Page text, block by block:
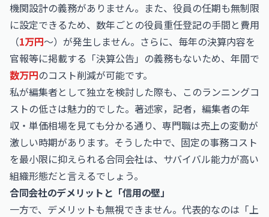
機関設計の義務がありません。また、役員の任期も無制限
に設定できるため、数年ごとの役員重任登記の手間と費用
（1万円〜）が発生しません。さらに、毎年の決算内容を
官報等に掲載する「決算公告」の義務もないため、年間で
数万円のコスト削減が可能です。
私が編集者として独立を検討した際も、このランニングコ
ストの低さは魅力的でした。 著述家，記者，編集者の年
収・単価相場を見ても分かる通り、専門職は売上の変動が
激しい時期があります。そうした中で、固定の事務コスト
を最小限に抑えられる合同会社は、サバイバル能力が高い
組織形態だと言えるでしょう。
合同会社のデメリットと「信用の壁」
一方で、デメリットも無視できません。代表的なのは「上